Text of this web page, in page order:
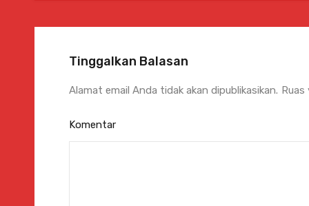
Tinggalkan Balasan
Alamat email Anda tidak akan dipublikasikan.
Komentar